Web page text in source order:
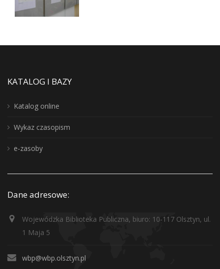
KATALOG I BAZY
Katalog online
Wykaz czasopism
e-zasoby
Dane adresowe:
Wojewódzka Biblioteka Publiczna, biuro: 10-117 Olsztyn, ul.
1 Maja 5
wbp@wbp.olsztyn.pl